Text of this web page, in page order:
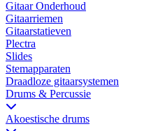
Gitaar Onderhoud
Gitaarriemen
Gitaarstatieven
Plectra
Slides
Stemapparaten
Draadloze gitaarsystemen
Drums & Percussie
Akoestische drums